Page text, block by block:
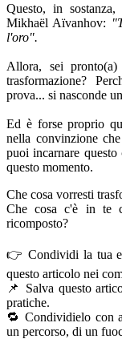
Questo, in
Mikhaël Aïvanhov:
l'oro".
Allora, sei
trasformazione?
prova... si nasconde
Ed è forse proprio
nella convinzione
puoi incarnare
questo momento.
Che cosa vorresti
Che cosa c'è in te
ricomposto?
👉 Condividi la tua
questo articolo nei
📌 Salva questo
pratiche.
🔁 Condividielo con
un percorso, di un